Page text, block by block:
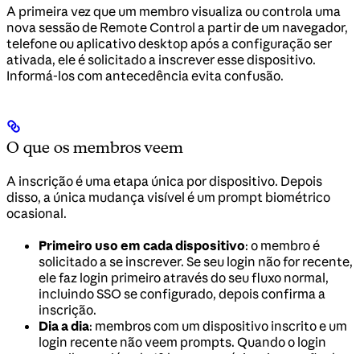
A primeira vez que um membro visualiza ou controla uma
nova sessão de Remote Control a partir de um navegador,
telefone ou aplicativo desktop após a configuração ser
ativada, ele é solicitado a inscrever esse dispositivo.
Informá-los com antecedência evita confusão.
O que os membros veem
A inscrição é uma etapa única por dispositivo. Depois
disso, a única mudança visível é um prompt biométrico
ocasional.
Primeiro uso em cada dispositivo: o membro é
solicitado a se inscrever. Se seu login não for recente,
ele faz login primeiro através do seu fluxo normal,
incluindo SSO se configurado, depois confirma a
inscrição.
Dia a dia: membros com um dispositivo inscrito e um
login recente não veem prompts. Quando o login